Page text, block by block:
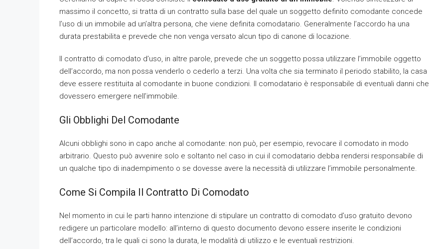
massimo il concetto, si tratta di un contratto sulla base del quale un soggetto definito comodante concede
l’uso di un immobile ad un’altra persona, che viene definita comodatario. Generalmente l’accordo ha una
durata prestabilita e prevede che non venga versato alcun tipo di canone di locazione.
Il contratto di comodato d’uso, in altre parole, prevede che un soggetto possa utilizzare l’immobile oggetto
dell’accordo, ma non possa venderlo o cederlo a terzi. Una volta che sia terminato il periodo stabilito, la casa
deve essere restituita al comodante in buone condizioni. Il comodatario è responsabile di eventuali danni che
dovessero emergere nell’immobile.
Gli Obblighi Del Comodante
Alcuni obblighi sono in capo anche al comodante: non può, per esempio, revocare il comodato in modo
arbitrario. Questo può avvenire solo e soltanto nel caso in cui il comodatario debba rendersi responsabile di
un qualche tipo di inadempimento o se dovesse avere la necessità di utilizzare l’immobile personalmente.
Come Si Compila Il Contratto Di Comodato
Nel momento in cui le parti hanno intenzione di stipulare un contratto di comodato d’uso gratuito devono
redigere un particolare modello: all’interno di questo documento devono essere inserite le condizioni
dell’accordo, tra le quali ci sono la durata, le modalità di utilizzo e le eventuali restrizioni.